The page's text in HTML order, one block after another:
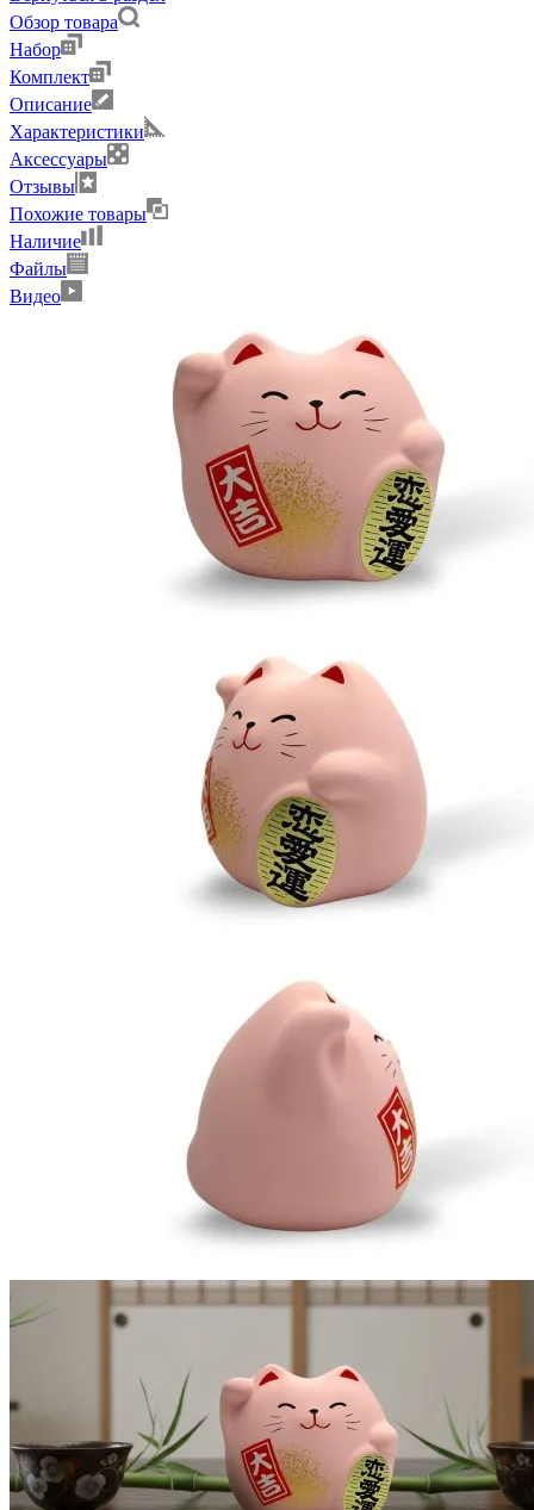
Обзор товара
Набор
Комплект
Описание
Характеристики
Аксессуары
Отзывы
Похожие товары
Наличие
Файлы
Видео